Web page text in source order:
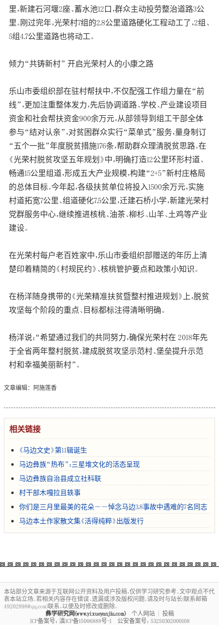
里，新建石河堰2座、蓄水池12口，群众主动投劳整治道路3公
里。刚过完年，光荣村7组的2.8公里道路硬化工程动工了，2组、
5组4.7公里道路也将动工。
倾力“共铸新村” 开启光荣村人的小康之路
乐山市委组织部在驻村帮扶中，不仅配强工作组力量在“前
线”，更加注重整体发力，先后协调道路、学校、产业建设项目
资金和社会帮扶资金900余万元，从部领导到组工干部全体
参与“结对认亲”，对贫困群众实行“菜单式”服务，量身制订
“五个一批”年度脱贫措施176条，帮助群众理清脱贫思路。在
《光荣村脱贫攻坚五年规划》中，明确打造12公里环形村道、
畅通15公里组道，形成五大产业规模，构建“2+5”新村庄格局
的总体目标。今年起，各级扶贫单位将投入1500余万元，实施
村道拓宽7公里、组道硬化7.5公里，迁建石桥小学，新建光荣村
党群服务中心，继续推进核桃、油茶、柳杉、山羊、土鸡等产业
建设。
在光荣村每户老百姓家中，乐山市委组织部赠送的年历上清
楚印着精简的《村规民约》、核桃管护要点和政策小知识。
在杨洋随身携带的《光荣精准扶贫暨整村推进规划》上，脱贫
攻坚每个阶段的重点、目标都标注得清晰明确。
杨洋说：“希望通过我们的共同努力，确保光荣村在 2018年先
于全省两年整村脱贫，建成脱贫攻坚示范村、堡垒提升示范
村和幸福美丽新村”。
文章编辑：阿施莲香
相关链接
《马边文史》第11辑诞生
马边彝族“热布”：三星堆文化的活态呈现
马边彝族自治县成立社科联
村干部木嘎拉且轶事
你们是三月里最美的花朵――悼念马边3.8事故中遇难的7名同志
马边本土作家散文集《活得纯粹》出版发行
本站部分文章来源于互联网公开资料及用户投稿，仅供学习研究参考。文中观点不代
表本站立场。若相关内容存在错误、遗漏或涉及版权问题，请及时与站长(联系邮箱
49202898@qq.com)联系，以便及时修改或删除。
彝学研究网(www.yixueyanjiu.com)
个人网站| 投稿
ICP备案号： 滇ICP备15006888号-1 公安备案号： 53250302000108